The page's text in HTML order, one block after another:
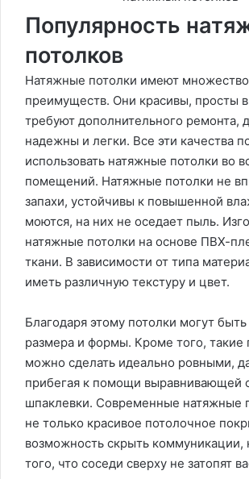
Популярность
потолков
Натяжные потолки имеют множество
преимуществ. Они красивы, просты
требуют дополнительного ремонта,
надежны и легки. Все эти качества
использовать натяжные потолки во
помещений. Натяжные потолки не
запахи, устойчивы к повышенной
моются, на них не оседает пыль.
натяжные потолки на основе ПВХ-
ткани. В зависимости от типа
иметь различную текстуру и цвет.
Благодаря этому потолки могут
размера и формы. Кроме того, такие
можно сделать идеально ровными,
прибегая к помощи выравнивающей
шпаклевки. Современные натяжные
не только красивое потолочное
возможность скрыть коммуникации,
того, что соседи сверху не затопят